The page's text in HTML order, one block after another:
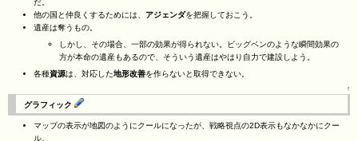
だ。
他の国と仲良くするためには、 アジェンダを把握しておこう。
遺産は奪うもの。
しかし、その場合、一部の効果が得られない。ビッグベンのような瞬間効果の
方が本命の遺産もあるので、そういう遺産はやはり自力で建設しよう。
各種資源は、対応した地形改善を作らないと取得できない。
↑
グラフィック
マップの表示が地図のようにクールになったが、戦略視点の2D表示もなかなかにクー
ル。